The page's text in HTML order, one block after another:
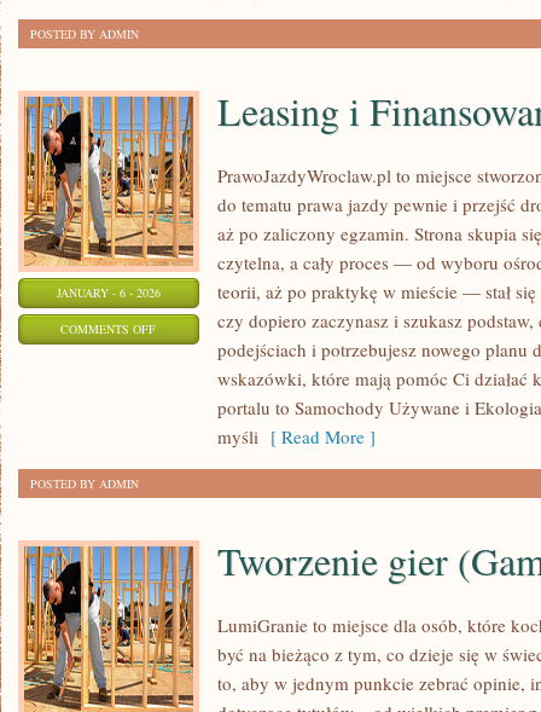
POSTED BY ADMIN
JANUARY - 6 - 2026
COMMENTS OFFON
FINANSOWANIE
Leasing i
PrawoJazdyWroclaw.pl to miejsce
do tematu prawa jazdy pewnie i przejść
aż po zaliczony egzamin. Strona skupia
czytelna, a cały proces — od wyboru
teorii, aż po praktykę w mieście — stał
czy dopiero zaczynasz i szukasz
podejściach i potrzebujesz nowego planu
wskazówki, które mają pomóc Ci działać
portalu to Samochody Używane i
myśli [ Read More ]
POSTED BY ADMIN
Tworzenie gier
LumiGranie to miejsce dla osób, które
być na bieżąco z tym, co dzieje się w
to, aby w jednym punkcie zebrać opinie,